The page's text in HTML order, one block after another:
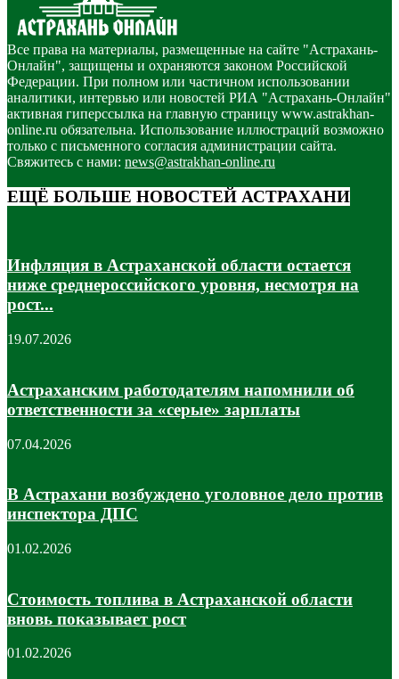
Все права на материалы, размещенные на сайте "Астрахань-
Онлайн", защищены и охраняются законом Российской
Федерации. При полном или частичном использовании
аналитики, интервью или новостей РИА "Астрахань-Онлайн"
активная гиперссылка на главную страницу www.astrakhan-
online.ru обязательна. Использование иллюстраций возможно
только с письменного согласия администрации сайта.
Свяжитесь с нами: news@astrakhan-online.ru
ЕЩЁ БОЛЬШЕ НОВОСТЕЙ АСТРАХАНИ
Инфляция в Астраханской области остается
ниже среднероссийского уровня, несмотря на
рост...
19.07.2026
Астраханским работодателям напомнили об
ответственности за «серые» зарплаты
07.04.2026
В Астрахани возбуждено уголовное дело против
инспектора ДПС
01.02.2026
Стоимость топлива в Астраханской области
вновь показывает рост
01.02.2026